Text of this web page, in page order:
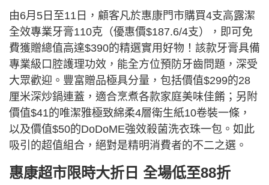
由6月5日至11日，顧客凡於惠康門市購買4支高露潔
全效專業牙膏110克（優惠價$187.6/4支），即可免
費獲贈總值高達$390的精選實用好物！該款牙膏具備
專業級口腔護理功效，能全方位預防牙齒問題，深受
大眾歡迎。豐富贈品極具分量，包括價值$299的28
厘米深炒鍋連蓋，適合烹煮各款家庭美味佳餚；另附
價值$41的唯潔雅極致綿柔4層衛生紙10卷裝一條，
以及價值$50的DoDoME強效殺菌洗衣珠一包。如此
吸引的超值組合，絕對是精明消費者的不二之選。
惠康超市限時大折日 全場低至88折